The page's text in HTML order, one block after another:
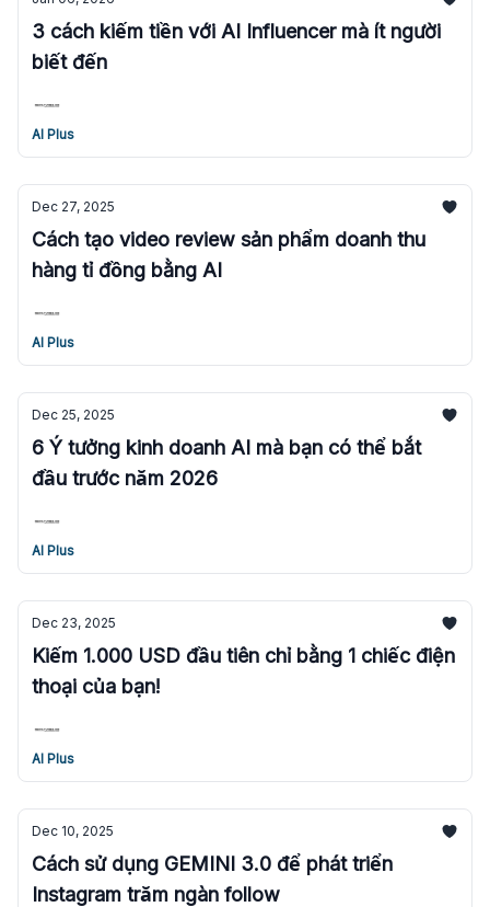
3 cách kiếm tiền với AI Influencer mà ít người
biết đến
AI Plus
Dec 27, 2025
Cách tạo video review sản phẩm doanh thu
hàng tỉ đồng bằng AI
AI Plus
Dec 25, 2025
6 Ý tưởng kinh doanh AI mà bạn có thể bắt
đầu trước năm 2026
AI Plus
Dec 23, 2025
Kiếm 1.000 USD đầu tiên chỉ bằng 1 chiếc điện
thoại của bạn!
AI Plus
Dec 10, 2025
Cách sử dụng GEMINI 3.0 để phát triển
Instagram trăm ngàn follow